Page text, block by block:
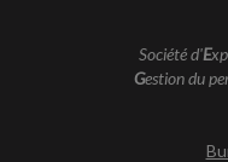
Société d'E
Gestion du